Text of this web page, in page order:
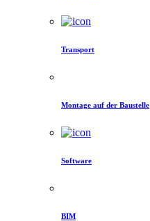
Transport
Montage auf der Baustelle
Software
BIM